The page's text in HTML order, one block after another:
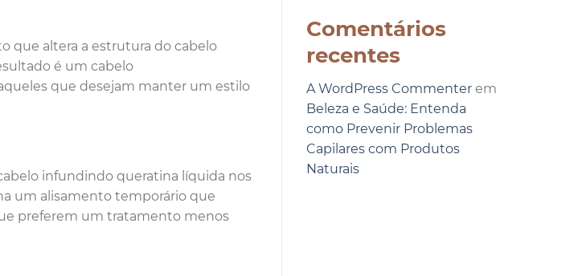
que altera a estrutura do cabelo
é um cabelo
que desejam manter um estilo
infundindo queratina líquida nos
um alisamento temporário que
preferem um tratamento menos
Comentários
recentes
A WordPress Commenterem
Beleza e Saúde: Entenda
como Prevenir Problemas
Capilares com Produtos
Naturais